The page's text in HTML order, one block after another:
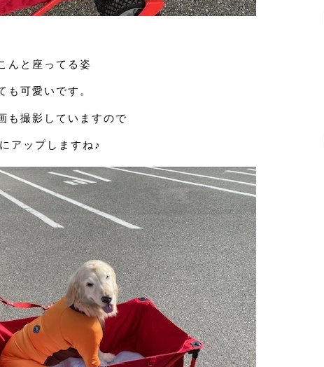
んと座ってる姿
も可愛いです。
も撮影していますので
アップしますね♪